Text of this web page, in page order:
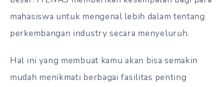
mahasiswa untuk mengenal lebih dalam tentang
perkembangan industry secara menyeluruh.
Hal ini yang membuat kamu akan bisa semakin
mudah menikmati berbagai fasilitas penting